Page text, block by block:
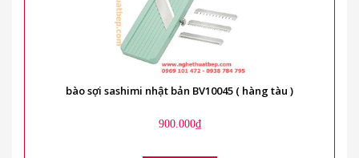
bào sợi sashimi nhật bản BV10045 ( hàng tàu )
900.000₫